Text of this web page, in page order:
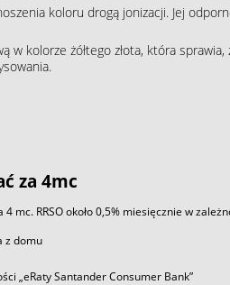
koloru drogą jonizacji. Jej
w kolorze żółtego złota, która
za 4mc
mc. RRSO około 0,5% miesięcznie w
z domu
„eRaty Santander Consumer Bank”